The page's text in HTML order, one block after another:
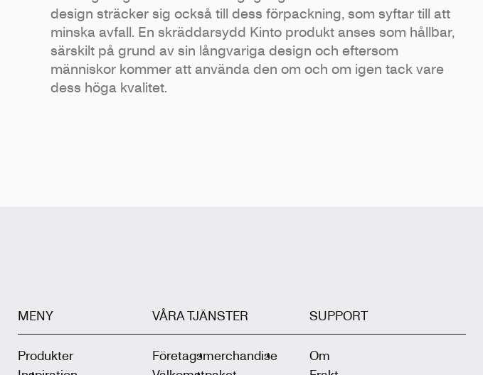
design sträcker sig också till dess förpackning, som syftar till att
minska avfall. En skräddarsydd Kinto produkt anses som hållbar,
särskilt på grund av sin långvariga design och eftersom
människor kommer att använda den om och om igen tack vare
dess höga kvalitet.
MENY
Produkter
VÅRA TJÄNSTER
Företagsmerchandise
SUPPORT
Om